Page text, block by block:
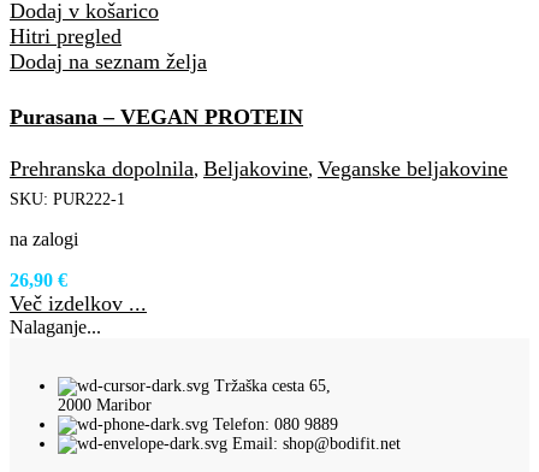
Dodaj v košarico
Hitri pregled
Dodaj na seznam želja
Purasana – VEGAN PROTEIN
Prehranska dopolnila, Beljakovine, Veganske beljakovine
SKU: PUR222-1
na zalogi
26,90 €
Več izdelkov ...
Nalaganje...
Tržaška cesta 65,
2000 Maribor
Telefon: 080 9889
Email: shop@bodifit.net